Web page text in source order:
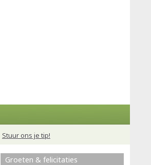
Stuur ons je tip!
Groeten & felicitaties